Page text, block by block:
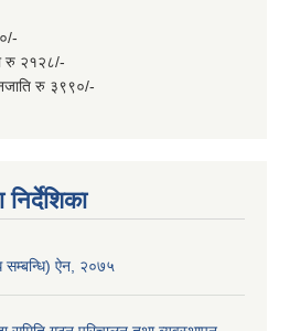
रु २१२८/-
रु ३९९०/-
सम्बन्धि) ऐन, २०७५